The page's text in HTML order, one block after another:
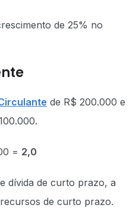
de 25% no
de R$ 200.000 e
= 2,0
dívida de curto prazo, a
de curto prazo.